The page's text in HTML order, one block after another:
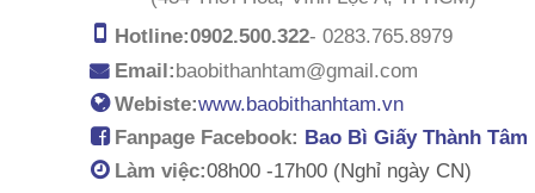
Hotline:0902.500.322- 0283.765.8979
Email:baobithanhtam@gmail.com
Webiste:www.baobithanhtam.vn
Fanpage Facebook: Bao Bì Giấy Thành Tâm
Làm việc:08h00 -17h00 (Nghỉ ngày CN)